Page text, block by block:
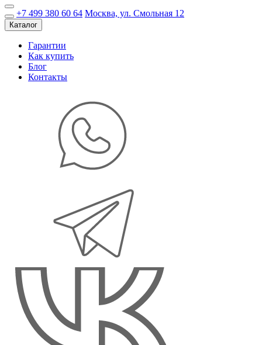
+7 499 380 60 64 Москва, ул. Смольная 12
Каталог
Гарантии
Как купить
Блог
Контакты